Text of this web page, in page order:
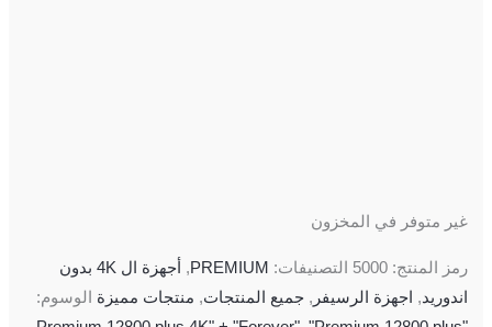
غير متوفر في المخزون
رمز المنتج:5000 التصنيفات: PREMIUM
,
أجهزة ال 4K بدون
اندوريد, اجهزة الرسيفر ,جميع المنتجات, منتجات مميزة
الوسوم: